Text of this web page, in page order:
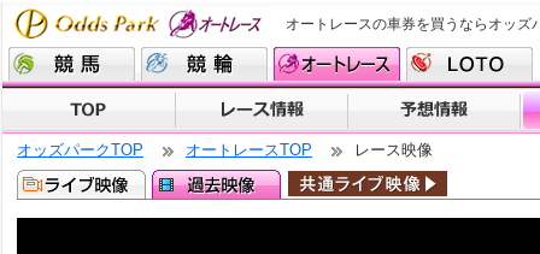
オートレースの車券を買うならオッズ
オッズパークTOP オートレースTOP レース映像